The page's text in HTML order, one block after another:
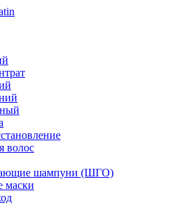
волос
шампуни (ШГО)
маски